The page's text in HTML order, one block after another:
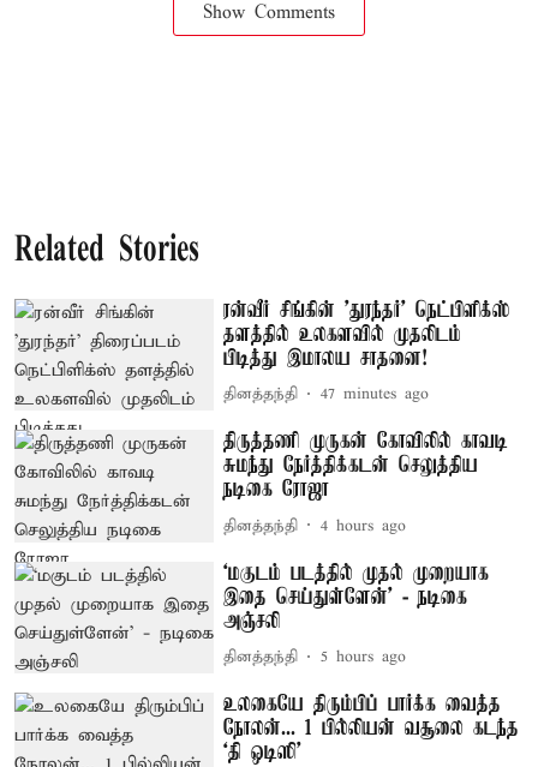
Show Comments
Related Stories
ரன்வீர் சிங்கின் 'துரந்தர்' நெட்பிளிக்ஸ்
தளத்தில் உலகளவில் முதலிடம்
பிடித்து இமாலய சாதனை!
தினத்தந்தி 47 minutes ago
திருத்தணி முருகன் கோவிலில் காவடி
சுமந்து நேர்த்திக்கடன் செலுத்திய
நடிகை ரோஜா
தினத்தந்தி 4 hours ago
‘மகுடம் படத்தில் முதல் முறையாக
இதை செய்துள்ளேன்’ - நடிகை
அஞ்சலி
தினத்தந்தி 5 hours ago
உலகையே திரும்பிப் பார்க்க வைத்த
நோலன்... 1 பில்லியன் வசூலை கடந்த
‘தி ஒடிஸி’